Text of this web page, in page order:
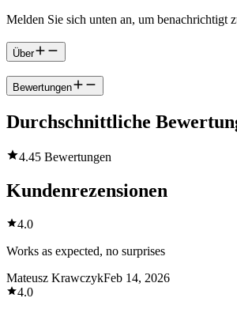
Melden Sie sich unten an, um benachrichtigt
Über
Bewertungen
Durchschnittliche
4.45 Bewertungen
Kundenrezensionen
4.0
Works as expected, no surprises
Mateusz KrawczykFeb 14, 2026
4.0